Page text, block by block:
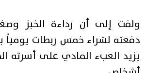
ولفت إلى أن رداءة الخبز
دفعته لشراء خمس ربطات يومياً
يزيد العبء المادي على أسرته